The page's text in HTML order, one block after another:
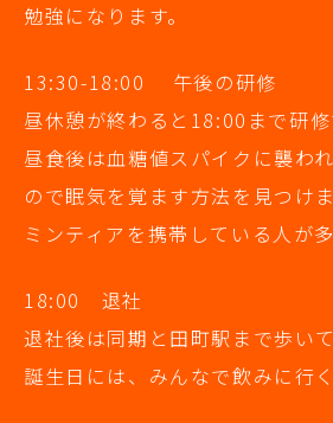
勉強になります。
13:30-18:00 午後の研修
昼休憩が終わると18:00まで研修
昼食後は血糖値スパイクに襲わ
ので眠気を覚ます方法を見つけ
ミンティアを携帯している人が多
18:00 退社
退社後は同期と田町駅まで歩い
誕生日には、みんなで飲みに行